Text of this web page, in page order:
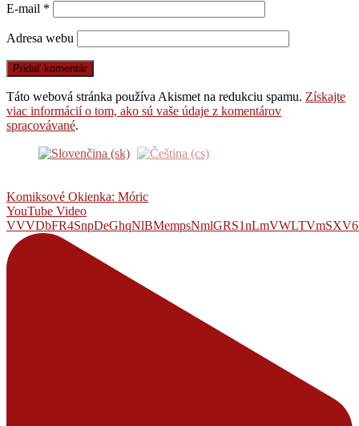
E-mail *
Adresa webu
Táto webová stránka používa Akismet na redukciu spamu. Získajte
viac informácií o tom, ako sú vaše údaje z komentárov
spracovávané.
Komiksové Okienka: Móric
YouTube Video